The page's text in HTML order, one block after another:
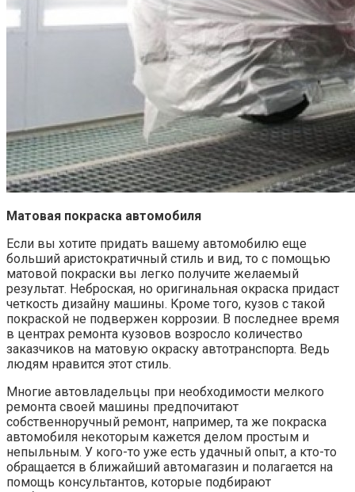
Матовая покраска автомобиля
Если вы хотите придать вашему автомобилю еще
больший аристократичный стиль и вид, то с помощью
матовой покраски вы легко получите желаемый
результат. Неброская, но оригинальная окраска придаст
четкость дизайну машины. Кроме того, кузов с такой
покраской не подвержен коррозии. В последнее время
в центрах ремонта кузовов возросло количество
заказчиков на матовую окраску автотранспорта. Ведь
людям нравится этот стиль.
Многие автовладельцы при необходимости мелкого
ремонта своей машины предпочитают
собственноручный ремонт, например, та же покраска
автомобиля некоторым кажется делом простым и
непыльным. У кого-то уже есть удачный опыт, а кто-то
обращается в ближайший автомагазин и полагается на
помощь консультантов, которые подбирают